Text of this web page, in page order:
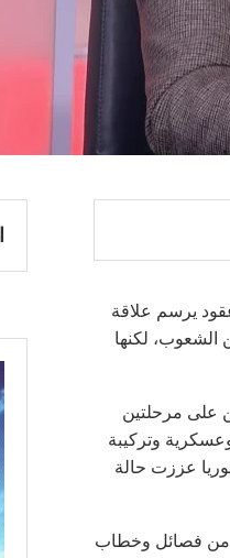
يرسم علاقة
الشعوب، لكنها
العراقيين على مرحلتين
وعسكرية وتركيبة
عززت حالة
من فصائل وخطاب